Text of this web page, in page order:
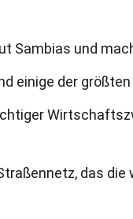
Sambias und
einige der
das